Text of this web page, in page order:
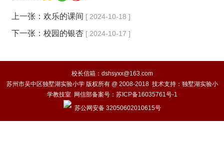
上一张： 欢乐的课间 [ 2024-10-18 ]
下一张： 校园的银杏 [ 2024-10-17 ]
校长信箱：dshsyxx@163.com
苏州市吴中区独墅湖实验小学 版权所有 @ 2008-2018 技术支持：独墅湖实验小
学教技室 网信部备案号： 苏ICP备16035761号-1
苏公网安备 32050602010615号